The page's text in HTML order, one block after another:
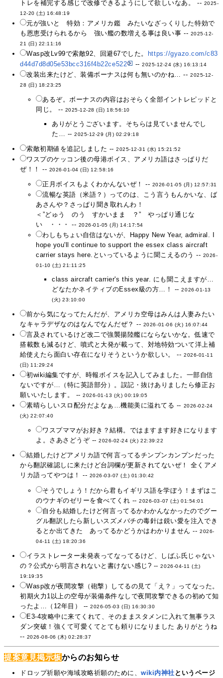
トレを補完する感じで改修できるようにして欲しいなあ。 -- 2025-
12-20 (土) 16:48:19
元が強いと 特効：アメリカ鑑 みたいなざっくりした特効で
も恩恵受けられるから 強い艦の数増える事は良い事 -- 2025-12-
21 (日) 22:11:16
Wasp改Lv99で索敵92、回避67でした。 https://gyazo.com/c83
d44d7d8d05e53bcc316f4b22ce522
--2025-12-24 (水) 16:13:14
改装出来たけど、装備ボーナスは何も無いのかね… --2025-12-
28 (日) 18:23:25
あるぞ。ボーナスの内容はおそらく全部イントレピッドと
同じ。 -- 2025-12-28 (日) 18:56:10
ありがとうございます。そちらは見ていませんでし
た… --2025-12-29 (月) 02:29:18
索敵初期値を追記しました --2025-12-31 (水) 15:21:52
ワスプのケッコン後の母港ボイス、アメリカ語はさっぱりだ
ぜ！！ -- 2026-01-04 (日) 12:58:16
正月ボイスもよくわかんないぜ！ -- 2026-01-05 (月) 12:57:31
流暢な英語（米語？）ってのは、こう言うもんかいな、ば
あさんや？さっぱり聞き取れんわ！
＜”どゅう のう すかいまま ？” やっぱり通じな
い ・・・ -- 2026-01-05 (月) 14:17:54
わしもちょい自信はないが、Happy New Year, admiral. I
hope you'll continue to support the essex class aircraft
carrier stays here.といっているように聞こえるのう -- 2026-
01-10 (土) 21:11:25
class aircraft carrier's this year. にも聞こえますが…
どなたかネイティブのEssex級の方…！ --2026-01-13
(火) 23:10:00
前から気になってたんだが、アメリカ空母はみんは人妻みたい
なキャラデザなのはなんでなんだぜ？ -- 2026-01-06 (火) 16:07:44
言及されているけど改二で強襲揚陸艦にならないかな。低速で
搭載数も減るけど、噴式と大発が載って、対地特効ついて洋上補
給使えたら面白い存在になりそうというか欲しい。 --2026-01-11
(日) 11:29:24
初wiki編集ですが、時報ボイスを記入してみました。一部自信
ないですが…（特に英語部分）。誤記・抜けありましたら修正お
願いいたします。 --2026-01-13 (火) 00:19:05
素晴らしいスロ配分だよなぁ…機能美に溢れてる -- 2026-02-24
(火) 22:07:40
ワスプママがお好き？結構。ではますます好きになります
よ。さあさどうぞ --2026-02-24 (火) 22:39:22
結婚したけどアメリカ語で何言ってるチンプンカンプンだった
から翻訳確認しに来たけど台詞欄が更新されてないぜ！ 全くアメ
リカ語ってやつは！ -- 2026-03-07 (土) 01:30:42
そうでしょう！だから君もイギリス語を学ぼう！まずはこ
のウナギのゼリーを食べてくれ --2026-03-07 (土) 01:54:01
自分も結婚したけど何言ってるかわかんなかったのでグー
グル翻訳したら新しいスズメバチの毒針は鋭い愛を注入でき
るとか出てきた あってるかどうかはわかりません --2026-
04-11 (土) 18:20:36
イラストレーター未発表ってなってるけど、しばふ氏じゃない
の？公式から明言されないと書けない感じ? --2026-04-11 (土)
19:19:35
Wasp改が夜間攻撃（砲撃）してるの見て「え？」ってなった。
初期火力1以上の空母が装備条件なしで夜間攻撃できるの初めて知
ったよ…（12年目） --2026-05-03 (日) 16:30:30
E3-4攻略中に来てくれて、そのままスタメンに入れて無事ラス
ダン突破！強くて可愛くてとても頼りになりました ありがとうね
-- 2026-08-06 (木) 02:28:37
提案意見掲示板からのお知らせ
ドロップ祈願や海域攻略祈願のために、wiki内神社 というページ